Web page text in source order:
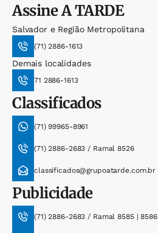
AssineA TARDE
Salvador e Região Metropolitana
(71) 2886-1613
Demais localidades
71 2886-1613
Classificados
(71) 99965-8961
(71) 2886-2683 / Ramal 8526
classificados@grupoatarde.com.br
Publicidade
(71) 2886-2683 / Ramal 8585 | 8586